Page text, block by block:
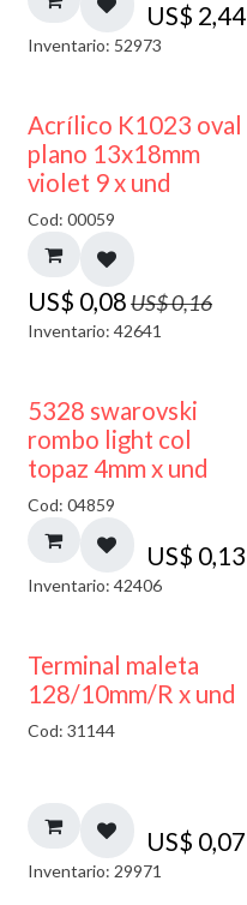
US$ 2,44
Inventario: 52973
50% DESCUENTO
Acrílico K1023 oval
plano 13x18mm
violet 9 x und
Cod: 00059
US$ 0,08US$0,16
Inventario: 42641
5328 swarovski
rombo light col
topaz 4mm x und
Cod: 04859
US$ 0,13
Inventario: 42406
Terminal maleta
128/10mm/R x und
Cod: 31144
US$ 0,07
Inventario: 29971